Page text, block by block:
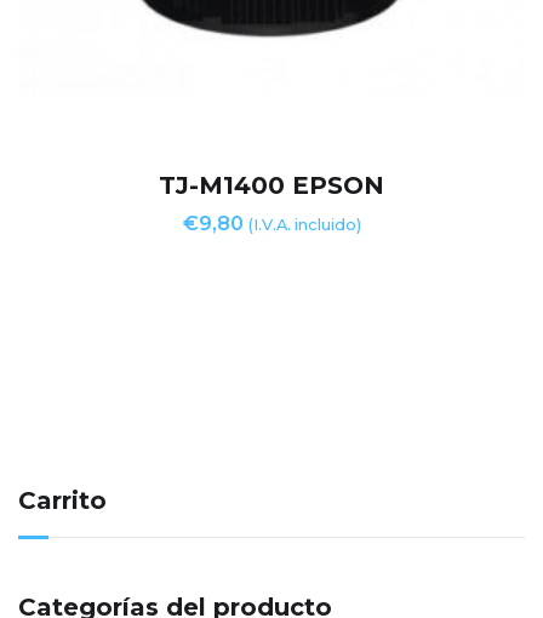
TJ-M1400 EPSON
€9,80 (I.V.A. incluido)
Carrito
Categorías del producto